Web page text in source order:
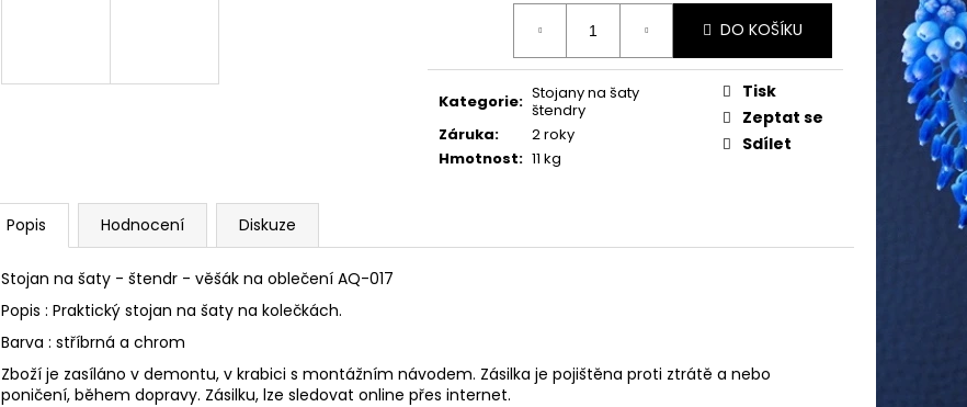
DO KOŠÍKU
Kategorie: Stojany na šaty
štendry
Záruka:
2 roky
Hmotnost: 11 kg
Tisk
Zeptat se
Sdílet
Popis Hodnocení Diskuze
Stojan na šaty - štendr - věšák na oblečení AQ-017
Popis : Praktický stojan na šaty na kolečkách.
Barva : stříbrná a chrom
Zboží je zasíláno v demontu, v krabici s montážním návodem. Zásilka je pojištěna proti ztrátě a nebo
poničení, během dopravy. Zásilku, lze sledovat online přes internet.